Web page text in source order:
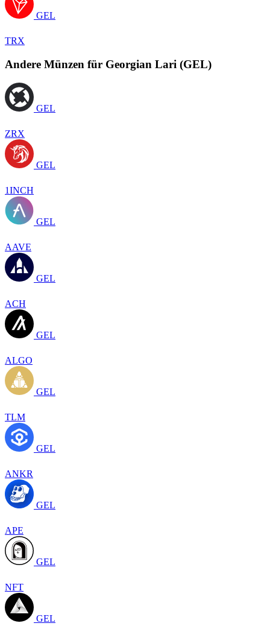
GEL
TRX
Andere Münzen für Georgian Lari (GEL)
GEL
ZRX
GEL
1INCH
GEL
AAVE
GEL
ACH
GEL
ALGO
GEL
TLM
GEL
ANKR
GEL
APE
GEL
NFT
GEL